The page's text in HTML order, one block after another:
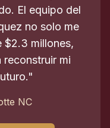
El equipo del
no solo me
$2.3 millones,
reconstruir mi
NC